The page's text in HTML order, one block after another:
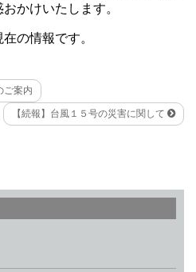
かけいたします。
の情報です。
ご案内
【続報】台風１５号の災害に関して